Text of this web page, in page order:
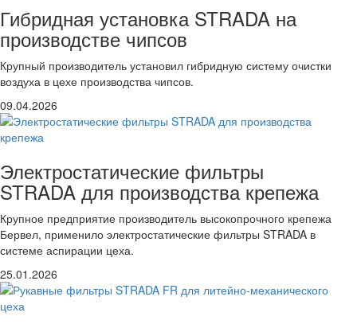
Гибридная установка STRADA на
производстве чипсов
Крупный производитель установил гибридную систему очистки
воздуха в цехе производства чипсов.
09.04.2026
Электростатические фильтры
STRADA для производства крепежа
Крупное предприятие производитель высокопрочного крепежа
Бервел, применило электростатические фильтры STRADA в
системе аспирации цеха.
25.01.2026